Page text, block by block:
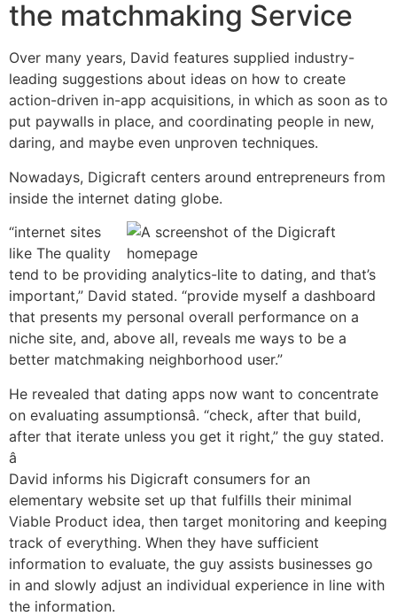
the matchmaking Service
Over many years, David features supplied industry-
leading suggestions about ideas on how to create
action-driven in-app acquisitions, in which as soon as to
put paywalls in place, and coordinating people in new,
daring, and maybe even unproven techniques.
Nowadays, Digicraft centers around entrepreneurs from
inside the internet dating globe.
“internet sites
like The quality
tend to be providing analytics-lite to dating, and that’s
important,” David stated. “provide myself a dashboard
that presents my personal overall performance on a
niche site, and, above all, reveals me ways to be a
better matchmaking neighborhood user.”
He revealed that dating apps now want to concentrate
on evaluating assumptionsâ. “check, after that build,
after that iterate unless you get it right,” the guy stated.
â
David informs his Digicraft consumers for an
elementary website set up that fulfills their minimal
Viable Product idea, then target monitoring and keeping
track of everything. When they have sufficient
information to evaluate, the guy assists businesses go
in and slowly adjust an individual experience in line with
the information.